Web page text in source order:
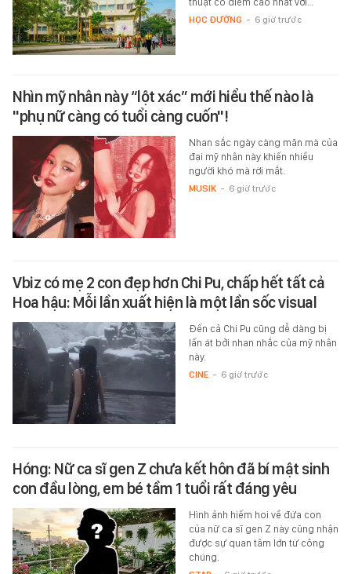
HỌC ĐƯỜNG - 6 giờ trước
Nhìn mỹ nhân này “lột xác” mới hiểu thế nào là
"phụ nữ càng có tuổi càng cuốn"!
Nhan sắc ngày càng mặn mà của
đại mỹ nhân này khiến nhiều
người khó mà rời mắt.
MUSIK - 6 giờ trước
Vbiz có mẹ 2 con đẹp hơn Chi Pu, chấp hết tất cả
Hoa hậu: Mỗi lần xuất hiện là một lần sốc visual
Đến cả Chi Pu cũng dễ dàng bị
lấn át bởi nhan nhắc của mỹ nhân
này.
CINE - 6 giờ trước
Hóng: Nữ ca sĩ gen Z chưa kết hôn đã bí mật sinh
con đầu lòng, em bé tầm 1 tuổi rất đáng yêu
Hình ảnh hiếm hoi về đứa con
của nữ ca sĩ gen Z này cũng nhận
được sự quan tâm lớn từ công
chúng.